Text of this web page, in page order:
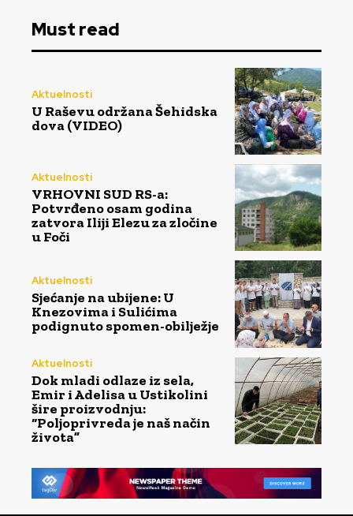
Must read
Aktuelnosti
U Raševu održana Šehidska
dova (VIDEO)
Aktuelnosti
VRHOVNI SUD RS-a:
Potvrđeno osam godina
zatvora Iliji Elezu za zločine
u Foči
Aktuelnosti
Sjećanje na ubijene: U
Knezovima i Sulićima
podignuto spomen-obilježje
Aktuelnosti
Dok mladi odlaze iz sela,
Emir i Adelisa u Ustikolini
šire proizvodnju:
“Poljoprivreda je naš način
života”